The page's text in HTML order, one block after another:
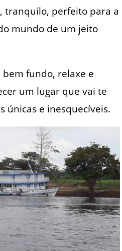
tranquilo, perfeito para a
mundo de um jeito
fundo, relaxe e
um lugar que vai te
únicas e inesquecíveis.